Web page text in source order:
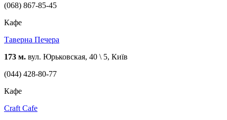
(068) 867-85-45
Кафе
Таверна Печера
173 м. вул. Юрьковская, 40 \ 5, Київ
(044) 428-80-77
Кафе
Craft Cafe